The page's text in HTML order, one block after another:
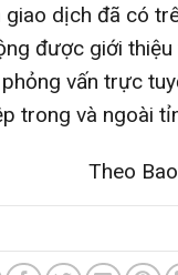
giao dịch đã có
được giới thiệu
vấn trực
trong và ngoài
Theo